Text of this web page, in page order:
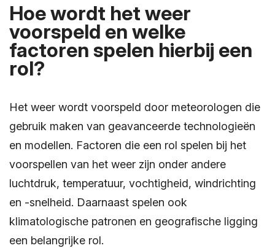
Hoe wordt het weer
voorspeld en welke
factoren spelen hierbij een
rol?
Het weer wordt voorspeld door meteorologen die
gebruik maken van geavanceerde technologieën
en modellen. Factoren die een rol spelen bij het
voorspellen van het weer zijn onder andere
luchtdruk, temperatuur, vochtigheid, windrichting
en -snelheid. Daarnaast spelen ook
klimatologische patronen en geografische ligging
een belangrijke rol.